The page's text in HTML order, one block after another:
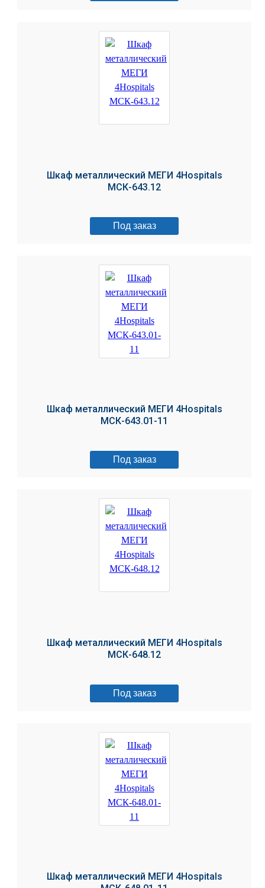
Шкаф металлический МЕГИ 4Hospitals
МСК-643.12
Под заказ
Шкаф металлический МЕГИ 4Hospitals
МСК-643.01-11
Под заказ
Шкаф металлический МЕГИ 4Hospitals
МСК-648.12
Под заказ
Шкаф металлический МЕГИ 4Hospitals